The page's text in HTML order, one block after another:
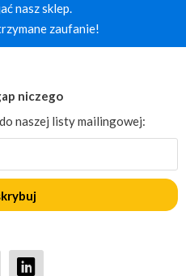
nasz sklep.
zaufanie!
niczego
naszej listy mailingowej: